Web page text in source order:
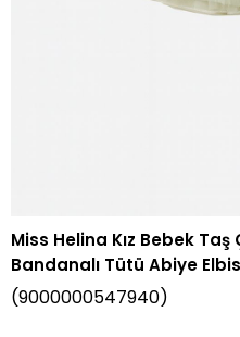
Miss Helina Kız Bebek Taş
Bandanalı Tütü Abiye
(9000000547940)